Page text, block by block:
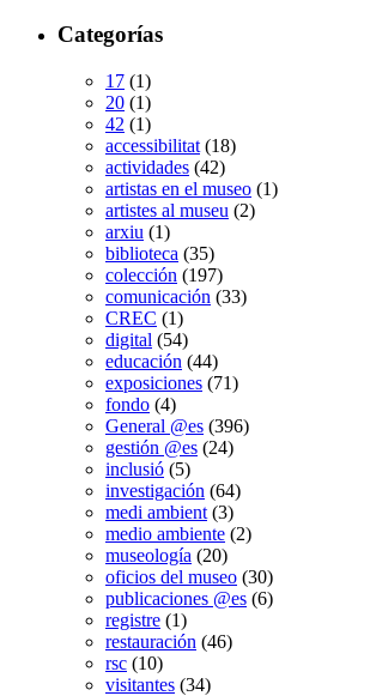
Categorías
17 (1)
20 (1)
42 (1)
accessibilitat (18)
actividades (42)
artistas en el museo (1)
artistes al museu (2)
arxiu (1)
biblioteca (35)
colección (197)
comunicación (33)
CREC (1)
digital (54)
educación (44)
exposiciones (71)
fondo (4)
General @es (396)
gestión @es (24)
inclusió (5)
investigación (64)
medi ambient (3)
medio ambiente (2)
museología (20)
oficios del museo (30)
publicaciones @es (6)
registre (1)
restauración (46)
rsc (10)
visitantes (34)